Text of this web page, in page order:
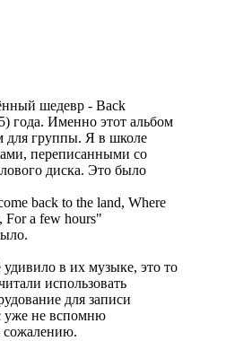
шедевр - Back
года. Именно этот альбом
для группы. Я в школе
переписанными со
диска. Это было
back to the land, Where
For a few hours"
в их музыке, это то
использовать
для записи
уже не вспомню
сожалению.